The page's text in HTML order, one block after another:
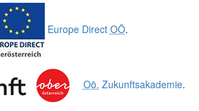
Europe Direct OÖ.
Oö. Zukunftsakademie.